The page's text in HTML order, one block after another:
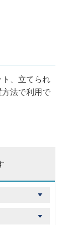
、立てられ
法で利用で